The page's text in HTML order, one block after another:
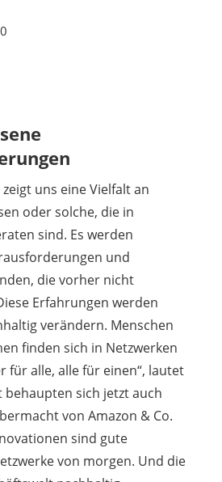
uns eine Vielfalt an
oder solche, die in
sind. Es werden
und
die vorher nicht
Erfahrungen werden
verändern. Menschen
finden sich in Netzwerken
für alle, alle für einen“, lautet
sich jetzt auch
von Amazon & Co.
sind gute
von morgen. Und die